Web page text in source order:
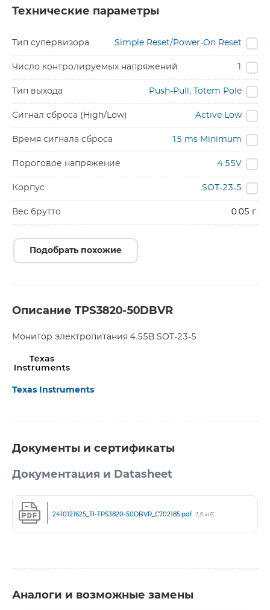
Технические параметры
Тип супервизора Simple Reset/Power-On Reset
Число контролируемых напряжений
Тип выхода Push-Pull, Totem Pole
Сигнал сброса (High/Low) Active Low
Время сигнала сброса 15 ms Minimum
Пороговое напряжение 4.55V
Корпус SOT-23-5
Вес брутто 0.05 г.
Подобрать похожие
Описание TPS3820-50DBVR
Монитор электропитания 4.55В SOT-23-5
Texas Instruments
Документы и сертификаты
Документация и Datasheet
2410121625_TI-TPS3820-50DBVR_C702185.pdf 1,5 мБ
Аналоги и возможные замены